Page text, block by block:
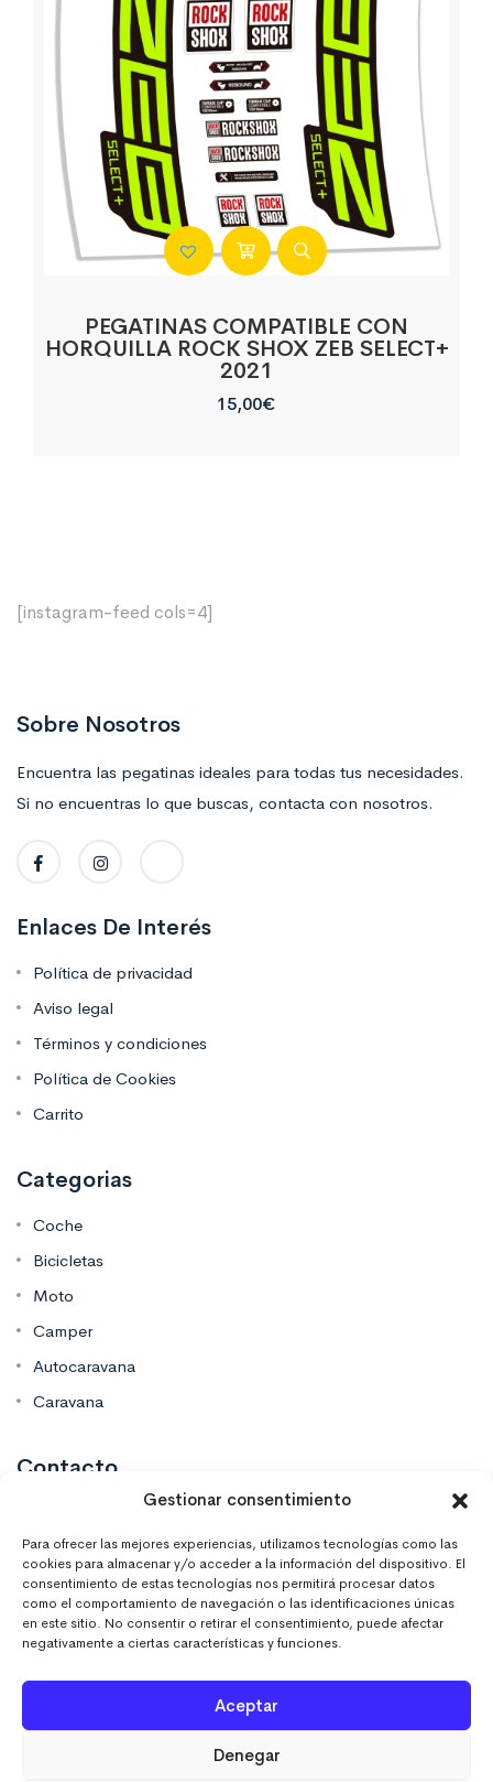
Gestionar consentimiento
Para ofrecer las mejores experiencias, utilizamos tecnologías como las
cookies para almacenar y/o acceder a la información del dispositivo. El
consentimiento de estas tecnologías nos permitirá procesar datos
como el comportamiento de navegación o las identificaciones únicas
en este sitio. No consentir o retirar el consentimiento, puede afectar
negativamente a ciertas características y funciones.
Aceptar
Denegar
PEGATINAS COMPATIBLE CON
HORQUILLA ROCK SHOX ZEB SELECT+
2021
15,00€
[instagram-feed cols=4]
Sobre Nosotros
Encuentra las pegatinas ideales para todas tus necesidades.
Si no encuentras lo que buscas, contacta con nosotros.
Enlaces De Interés
Política de privacidad
Aviso legal
Términos y condiciones
Política de Cookies
Carrito
Categorias
Coche
Bicicletas
Moto
Camper
Autocaravana
Caravana
Contacto
637 671 470